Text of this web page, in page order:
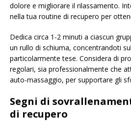
dolore e migliorare il rilassamento.
nella tua routine di recupero per
Dedica circa 1-2 minuti a ciascun
un rullo di schiuma, concentrandoti
particolarmente tese. Considera di
regolari, sia professionalmente che
auto-massaggio, per supportare gli
Segni di
di recupero